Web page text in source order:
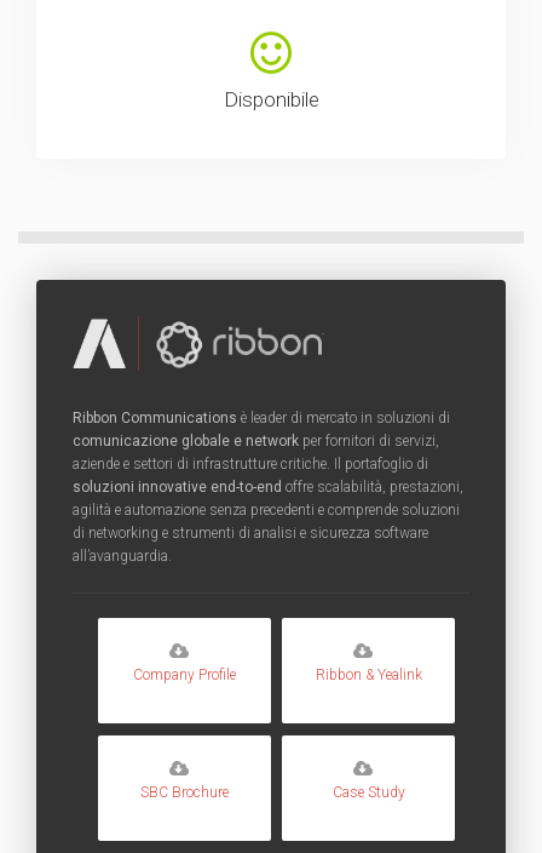
Disponibile
Ribbon Communications è leader di mercato in soluzioni di
comunicazione globale e network per fornitori di servizi,
aziende e settori di infrastrutture critiche. Il portafoglio di
soluzioni innovative end-to-end offre scalabilità, prestazioni,
agilità e automazione senza precedenti e comprende soluzioni
di networking e strumenti di analisi e sicurezza software
all’avanguardia.
Company Profile Ribbon & Yealink
SBC Brochure Case Study